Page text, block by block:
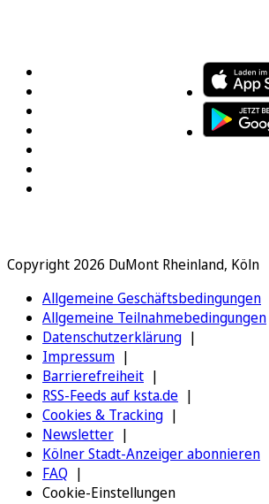
Copyright 2026 DuMont Rheinland, Köln
Allgemeine Geschäftsbedingungen
Allgemeine Teilnahmebedingungen
Datenschutzerklärung
Impressum
Barrierefreiheit
RSS-Feeds auf ksta.de
Cookies & Tracking
Newsletter
Kölner Stadt-Anzeiger abonnieren
FAQ
Cookie-Einstellungen